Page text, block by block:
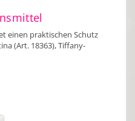
einen praktischen Schutz
(Art. 18363), Tiffany-